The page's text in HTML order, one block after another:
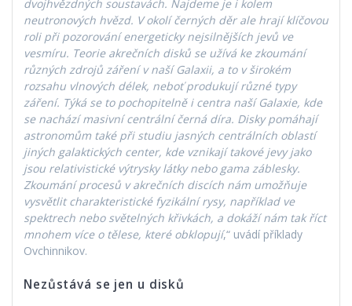
dvojhvězdných soustavách. Najdeme je i kolem
neutronových hvězd. V okolí černých děr ale hrají klíčovou
roli při pozorování energeticky nejsilnějších jevů ve
vesmíru. Teorie akrečních disků se užívá ke zkoumání
různých zdrojů záření v naší Galaxii, a to v širokém
rozsahu vlnových délek, neboť produkují různé typy
záření. Týká se to pochopitelně i centra naší Galaxie, kde
se nachází masivní centrální černá díra. Disky pomáhají
astronomům také při studiu jasných centrálních oblastí
jiných galaktických center, kde vznikají takové jevy jako
jsou relativistické výtrysky látky nebo gama záblesky.
Zkoumání procesů v akrečních discích nám umožňuje
vysvětlit charakteristické fyzikální rysy, například ve
spektrech nebo světelných křivkách, a dokáží nám tak říct
mnohem více o tělese, které obklopují,“ uvádí příklady
Ovchinnikov.
Nezůstává se jen u disků